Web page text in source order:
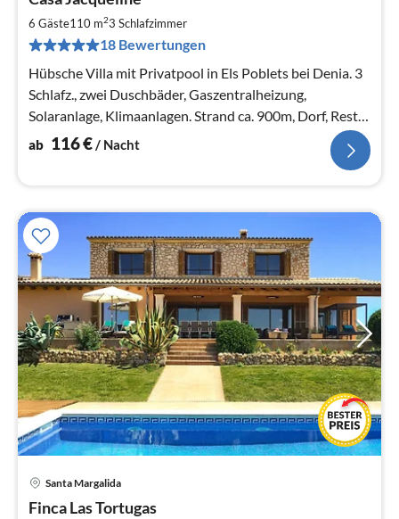
6 Gäste110 m23 Schlafzimmer
18 Bewertungen
Hübsche Villa mit Privatpool in Els Poblets bei Denia. 3
Schlafz., zwei Duschbäder, Gaszentralheizung,
Solaranlage, Klimaanlagen. Strand ca. 900m, Dorf, Rest.,
Läden, ca. 500m.
ab 116€/ Nacht
Santa Margalida
Finca Las Tortugas